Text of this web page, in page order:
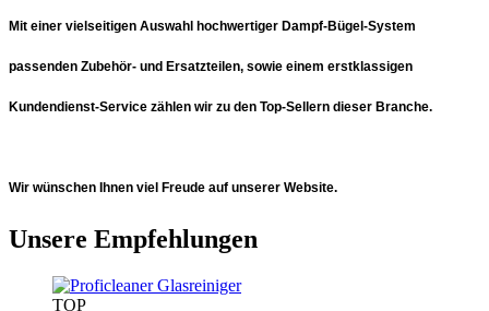
Mit einer vielseitigen Auswahl hochwertiger Dampf-Bügel-System
passenden Zubehör- und Ersatzteilen, sowie einem erstklassigen
Kundendienst-Service zählen wir zu den Top-Sellern dieser Branche.
Wir wünschen Ihnen viel Freude auf unserer Website.
Unsere Empfehlungen
TOP